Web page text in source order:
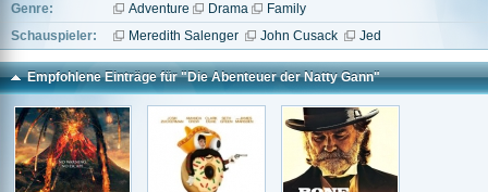
Genre:
Adventure Drama
Family
Schauspieler:
Meredith Salenger John Cusack Jed
Empfohlene Einträge für "Die Abenteuer der Natty Gann"